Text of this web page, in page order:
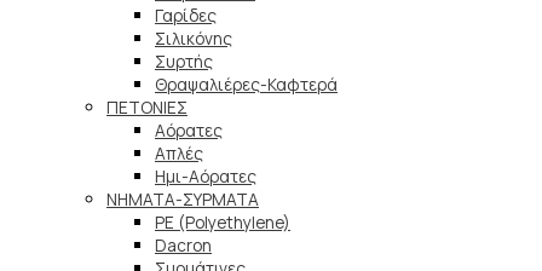
Γαρίδες
Σιλικόνης
Συρτής
Θραψαλιέρες-Καφτερά
ΠΕΤΟΝΙΕΣ
Αόρατες
Απλές
Ημι-Αόρατες
ΝΗΜΑΤΑ-ΣΥΡΜΑΤΑ
PE (Polyethylene)
Dacron